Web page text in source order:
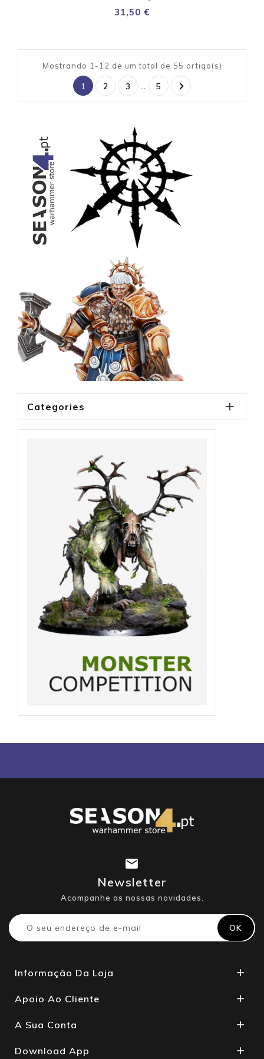
31,50 €
Mostrando 1-12 de um total de 55 artigo(s)
1 2 3 5 
Categories 
Newsletter
Acompanhe as nossas novidades.
Informação Da Loja 
Apoio Ao Cliente 
A Sua Conta 
Download App 